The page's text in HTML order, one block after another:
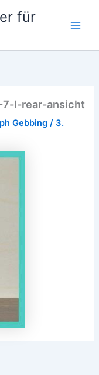
für
l-rear-ansicht
Gebbing/ 3.